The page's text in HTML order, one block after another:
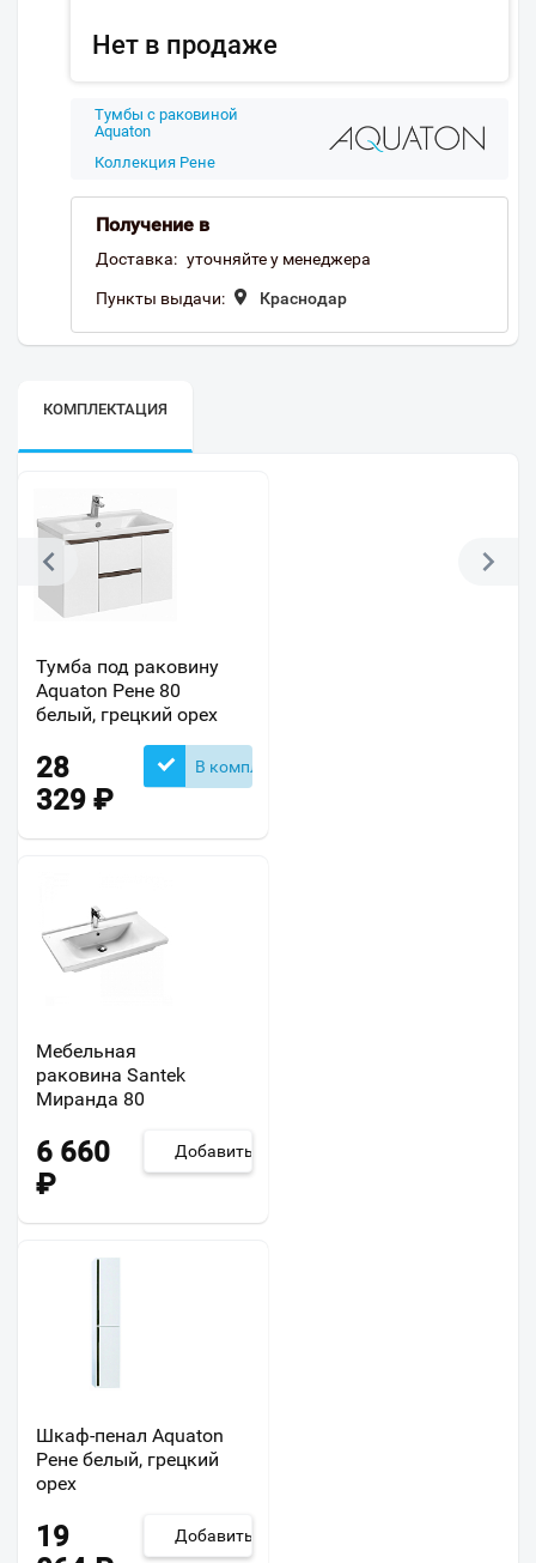
Нет в продаже
Тумбы с раковиной
Aquaton
Коллекция Рене
Получение в
Доставка: уточняйте у менеджера
Пункты выдачи: Краснодар
КОМПЛЕКТАЦИЯ
Тумба под раковину
Aquaton Рене 80
белый, грецкий орех
28
329 ₽
В комплекте
Мебельная
раковина Santek
Миранда 80
6 660
₽
Добавить
Шкаф-пенал Aquaton
Рене белый, грецкий
орех
19
Добавить